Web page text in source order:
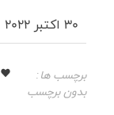
30 اکتبر 2022
برچسب ها:
بدون برچسب